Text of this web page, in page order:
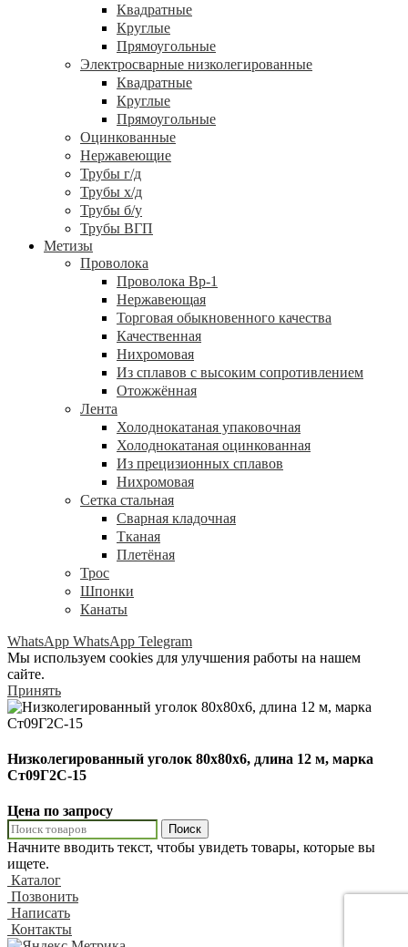
Квадратные
Круглые
Прямоугольные
Электросварные низколегированные
Квадратные
Круглые
Прямоугольные
Оцинкованные
Нержавеющие
Трубы г/д
Трубы х/д
Трубы б/у
Трубы ВГП
Метизы
Проволока
Проволока Вр-1
Нержавеющая
Торговая обыкновенного качества
Качественная
Нихромовая
Из сплавов с высоким сопротивлением
Отожжённая
Лента
Холоднокатаная упаковочная
Холоднокатаная оцинкованная
Из прецизионных сплавов
Нихромовая
Сетка стальная
Сварная кладочная
Тканая
Плетёная
Трос
Шпонки
Канаты
WhatsApp WhatsApp Telegram
Мы используем cookies для улучшения работы на нашем
сайте.
Принять
Низколегированный уголок 80х80х6, длина 12 м, марка
Ст09Г2С-15
Цена по запросу
Поиск
Начните вводить текст, чтобы увидеть товары, которые вы
ищете.
Каталог
Позвонить
Написать
Контакты